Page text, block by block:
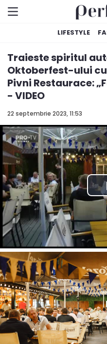
LIFESTYLE
22 septembrie 2023, 11:53
Traieste spiritul
Oktoberfest-ului
Pivni Restaurace:
- VIDEO